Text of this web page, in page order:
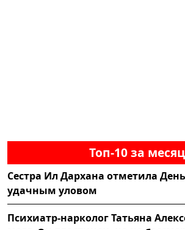
Топ-10 за месяц
Сестра Ил Дархана отметила
удачным уловом
Психиатр-нарколог Татьяна